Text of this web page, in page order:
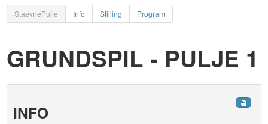
StaevnePulje Info Stilling Program
GRUNDSPIL - PULJE 1
INFO